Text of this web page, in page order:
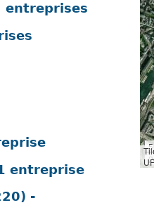
entreprises
1 entreprise
-